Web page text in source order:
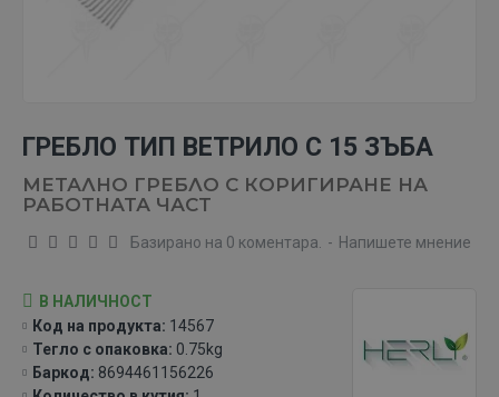
ГРЕБЛО ТИП ВЕТРИЛО С 15 ЗЪБА
МЕТАЛНО ГРЕБЛО С КОРИГИРАНЕ НА
РАБОТНАТА ЧАСТ
В НАЛИЧНОСТ
Код на продукта: 14567
Тегло с опаковка: 0.75kg
Баркод: 8694461156226
Базирано на 0 коментара. - Напишете мнение